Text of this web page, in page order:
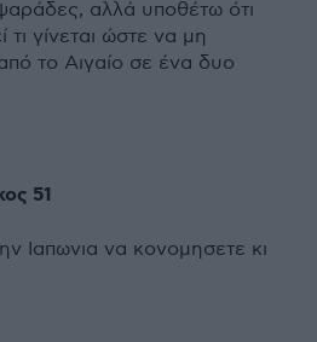
αλλά υποθέτω ότι
γίνεται ώστε να μη
το Αιγαίο σε ένα δυο
51
Ιαπωνια να κονομησετε κι